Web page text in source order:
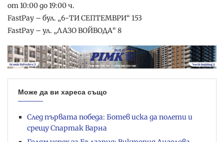
от 10:00 до 19:00 ч.
FastPay – бул. „6-ТИ СЕПТЕМВРИ“ 153
FastPay – ул. „ЛАЗО ВОЙВОДА“ 8
Може да ви хареса също
След първата победа: Ботев иска да полети и
срещу Спартак Варна